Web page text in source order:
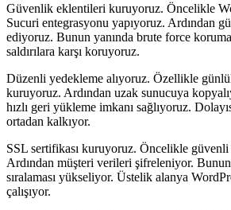
Güvenlik eklentileri kuruyoruz. Öncelikle
Sucuri entegrasyonu yapıyoruz. Ardından
ediyoruz. Bunun yanında brute force
saldırılara karşı koruyoruz.
Düzenli yedekleme alıyoruz. Özellikle
kuruyoruz. Ardından uzak sunucuya
hızlı geri yükleme imkanı sağlıyoruz.
ortadan kalkıyor.
SSL sertifikası kuruyoruz. Öncelikle güvenli
Ardından müşteri verileri şifreleniyor.
sıralaması yükseliyor. Üstelik alanya
çalışıyor.